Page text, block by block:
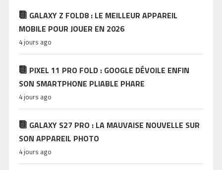
GALAXY Z FOLD8 : LE MEILLEUR APPAREIL
MOBILE POUR JOUER EN 2026
4 jours ago
PIXEL 11 PRO FOLD : GOOGLE DÉVOILE ENFIN
SON SMARTPHONE PLIABLE PHARE
4 jours ago
GALAXY S27 PRO : LA MAUVAISE NOUVELLE SUR
SON APPAREIL PHOTO
4 jours ago